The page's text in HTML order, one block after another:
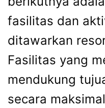
fasilitas dan
ditawarkan
Fasilitas yang
mendukung
secara